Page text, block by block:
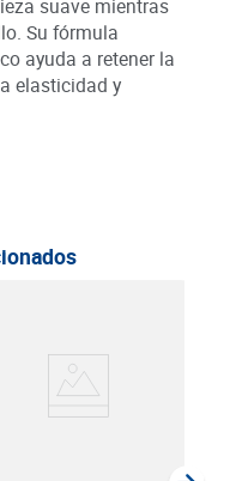
suave mientras
Su fórmula
ayuda a retener la
elasticidad y